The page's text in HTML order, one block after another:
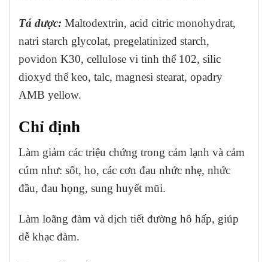
Tá dược: Maltodextrin, acid citric monohydrat,
natri starch glycolat, pregelatinized starch,
povidon K30, cellulose vi tinh thể 102, silic
dioxyd thể keo, talc, magnesi stearat, opadry
AMB yellow.
Chỉ định
Làm giảm các triệu chứng trong cảm lạnh và cảm
cúm như: sốt, ho, các cơn đau nhức nhẹ, nhức
đầu, đau họng, sung huyết mũi.
Làm loãng đàm và dịch tiết đường hô hấp, giúp
dễ khạc đàm.